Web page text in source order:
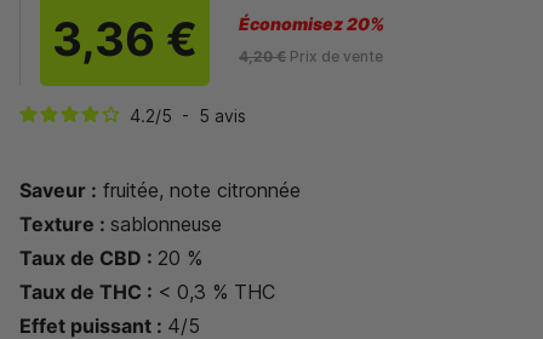
3,36 € Économisez 20%
4,20 € Prix de vente
4.2/5 - 5 avis
Saveur : fruitée, note citronnée
Texture : sablonneuse
Taux de CBD : 20 %
Taux de THC : < 0,3 % THC
Effet puissant : 4/5